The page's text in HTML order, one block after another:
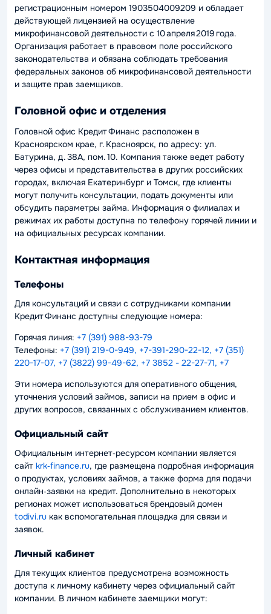
регистрационным номером 1903504009209 и обладает
действующей лицензией на осуществление
микрофинансовой деятельности с 10 апреля 2019 года.
Организация работает в правовом поле российского
законодательства и обязана соблюдать требования
федеральных законов об микрофинансовой деятельности
и защите прав заемщиков.
Головной офис и отделения
Головной офис Кредит Финанс расположен в
Красноярском крае, г. Красноярск, по адресу: ул.
Батурина, д. 38А, пом. 10. Компания также ведет работу
через офисы и представительства в других российских
городах, включая Екатеринбург и Томск, где клиенты
могут получить консультации, подать документы или
обсудить параметры займа. Информация о филиалах и
режимах их работы доступна по телефону горячей линии и
на официальных ресурсах компании.
Контактная информация
Телефоны
Для консультаций и связи с сотрудниками компании
Кредит Финанс доступны следующие номера:
Горячая линия: +7 (391) 988-93-79
Телефоны: +7 (391) 219-0-949, +7-391-290-22-12, +7 (351)
220-17-07, +7 (3822) 99-49-62, +7 3852 - 22-27-71, +7
Эти номера используются для оперативного общения,
уточнения условий займов, записи на прием в офис и
других вопросов, связанных с обслуживанием клиентов.
Официальный сайт
Официальным интернет‑ресурсом компании является
сайт krk‑finance.ru, где размещена подробная информация
о продуктах, условиях займов, а также форма для подачи
онлайн‑заявки на кредит. Дополнительно в некоторых
регионах может использоваться брендовый домен
todivi.ru как вспомогательная площадка для связи и
заявок.
Личный кабинет
Для текущих клиентов предусмотрена возможность
доступа к личному кабинету через официальный сайт
компании. В личном кабинете заемщики могут: